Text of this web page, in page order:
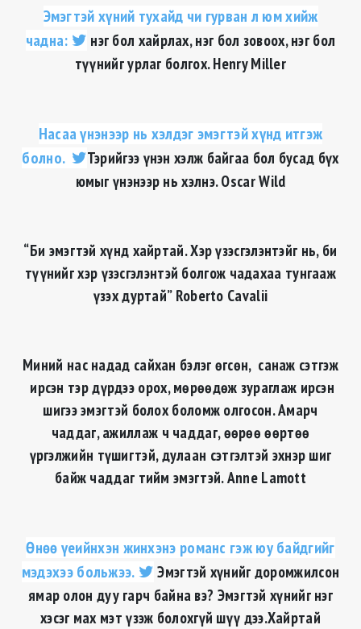
Эмэгтэй хүний тухайд чи гурван л юм хийж
чадна:
нэг бол хайрлах, нэг бол зовоох, нэг бол
түүнийг урлаг болгох. Henry Miller
Насаа үнэнээр нь хэлдэг эмэгтэй хүнд итгэж
болно.
Тэрийгээ үнэн хэлж байгаа бол бусад бүх
юмыг үнэнээр нь хэлнэ. Oscar Wild
“Би эмэгтэй хүнд хайртай. Хэр үзэсгэлэнтэйг нь, би
түүнийг хэр үзэсгэлэнтэй болгож чадахаа тунгааж
үзэх дуртай” Roberto Cavalii
Миний нас надад сайхан бэлэг өгсөн, санаж сэтгэж
ирсэн тэр дүрдээ орох, мөрөөдөж зураглаж ирсэн
шигээ эмэгтэй болох боломж олгосон. Амарч
чаддаг, ажиллаж ч чаддаг, өөрөө өөртөө
үргэлжийн түшигтэй, дулаан сэтгэлтэй эхнэр шиг
байж чаддаг тийм эмэгтэй. Anne Lamott
Өнөө үеийнхэн жинхэнэ романс гэж юу байдгийг
мэдэхээ больжээ.
Эмэгтэй хүнийг доромжилсон
ямар олон дуу гарч байна вэ? Эмэгтэй хүнийг нэг
хэсэг мах мэт үзэж болохгүй шүү дээ.Хайртай